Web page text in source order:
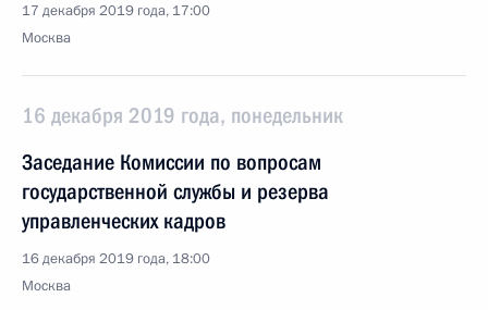
17 декабря 2019 года, 17:00
Москва
16 декабря 2019 года, понедельник
Заседание Комиссии по вопросам
государственной службы и резерва
управленческих кадров
16 декабря 2019 года, 18:00
Москва